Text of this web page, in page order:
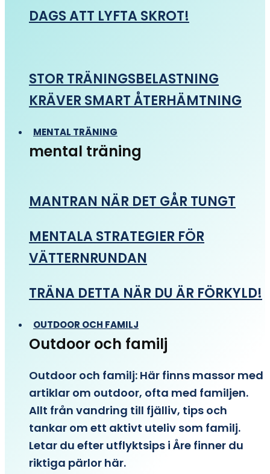
DAGS ATT LYFTA SKROT!
STOR TRÄNINGSBELASTNING
KRÄVER SMART ÅTERHÄMTNING
MENTAL TRÄNING
mental träning
MANTRAN NÄR DET GÅR TUNGT
MENTALA STRATEGIER FÖR
VÄTTERNRUNDAN
TRÄNA DETTA NÄR DU ÄR FÖRKYLD!
OUTDOOR OCH FAMILJ
Outdoor och familj
Outdoor och familj: Här finns massor med
artiklar om outdoor, ofta med familjen.
Allt från vandring till fjälliv, tips och
tankar om ett aktivt uteliv som familj.
Letar du efter utflyktsips i Åre finner du
riktiga pärlor här.